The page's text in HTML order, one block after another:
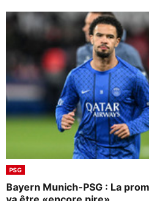
PSG
Bayern Munich-PSG : La